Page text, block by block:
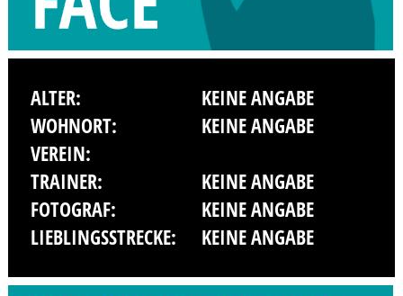
ALTER:
KEINE ANGABE
WOHNORT:
KEINE ANGABE
VEREIN:
TRAINER:
KEINE ANGABE
FOTOGRAF:
KEINE ANGABE
LIEBLINGSSTRECKE:
KEINE ANGABE